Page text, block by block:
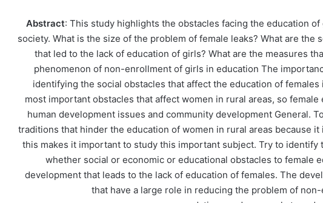
Abstract: This study highlights the obstacles facing the education
society. What is the size of the problem of female leaks? What are the
that led to the lack of education of girls? What are the measures
phenomenon of non-enrollment of girls in education The
identifying the social obstacles that affect the education of
most important obstacles that affect women in rural areas, so
human development issues and community development General.
traditions that hinder the education of women in rural areas because it
this makes it important to study this important subject. Try to identify
whether social or economic or educational obstacles to female
development that leads to the lack of education of females. The
that have a large role in reducing the problem of